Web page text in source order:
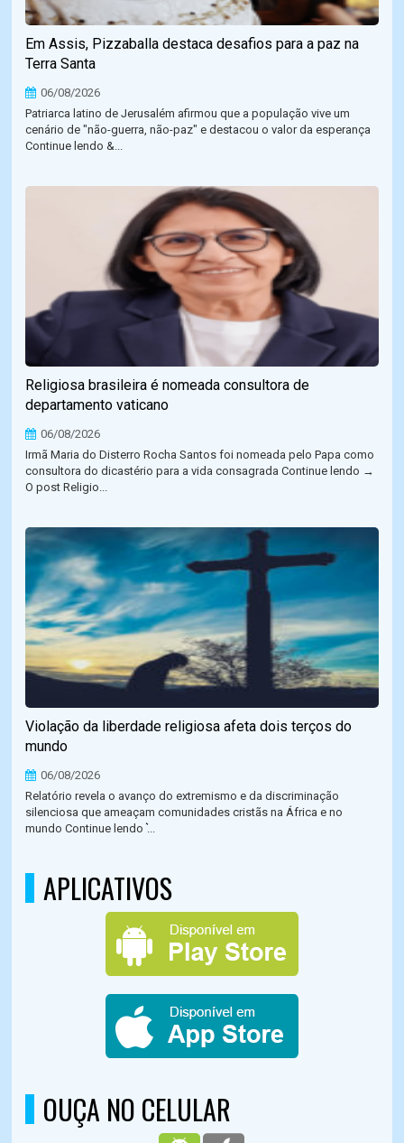
Em Assis, Pizzaballa destaca desafios para a paz na
Terra Santa
06/08/2026
Patriarca latino de Jerusalém afirmou que a população vive um
cenário de "não-guerra, não-paz" e destacou o valor da esperança
Continue lendo &...
Religiosa brasileira é nomeada consultora de
departamento vaticano
06/08/2026
Irmã Maria do Disterro Rocha Santos foi nomeada pelo Papa como
consultora do dicastério para a vida consagrada Continue lendo →
O post Religio...
Violação da liberdade religiosa afeta dois terços do
mundo
06/08/2026
Relatório revela o avanço do extremismo e da discriminação
silenciosa que ameaçam comunidades cristãs na África e no
mundo Continue lendo ͛...
APLICATIVOS
OUÇA NO CELULAR